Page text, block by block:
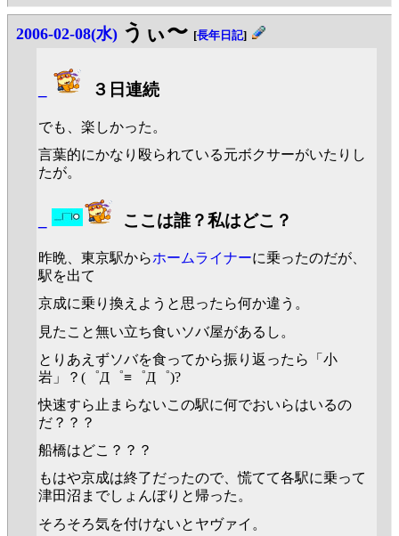
2006-02-08(水) うぃ〜 [長年日記]
３日連続
でも、楽しかった。
言葉的にかなり殴られている元ボクサーがいたりし
たが。
ここは誰？私はどこ？
昨晩、東京駅からホームライナーに乗ったのだが、
駅を出て
京成に乗り換えようと思ったら何か違う。
見たこと無い立ち食いソバ屋があるし。
とりあえずソバを食ってから振り返ったら「小
岩」？(゜Д゜≡゜Д゜)?
快速すら止まらないこの駅に何でおいらはいるの
だ？？？
船橋はどこ？？？
もはや京成は終了だったので、慌てて各駅に乗って
津田沼までしょんぼりと帰った。
そろそろ気を付けないとヤヴァイ。